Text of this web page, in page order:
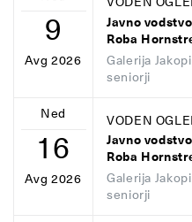
9
Avg 2026
Javno
Roba
Galerija
seniorji
Ned
16
Avg 2026
VODEN
Javno
Roba
Galerija
seniorji